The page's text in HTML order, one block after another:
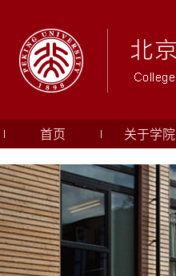
首页 关于学院